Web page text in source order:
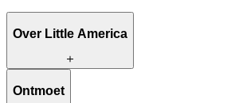
Over Little America
Wat wij te bieden hebben
Ontmoet